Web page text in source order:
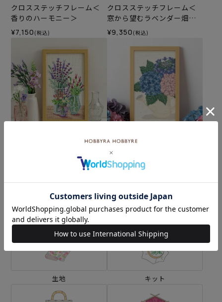
クロスステッチフレーム＜
香りのハーモニー＞
¥7,150 (税込)
クロスステッチフレーム＜
窓から望むラベンダー畑の
風景＞
¥9,350 (税込)
クロスステッチフレーム＜
ラベンダーの香るお部屋＞
クロスステッチフレーム＜
あじさいのある暮らし＞
¥6,820(税込)
カテゴリーから探す
生地 キット